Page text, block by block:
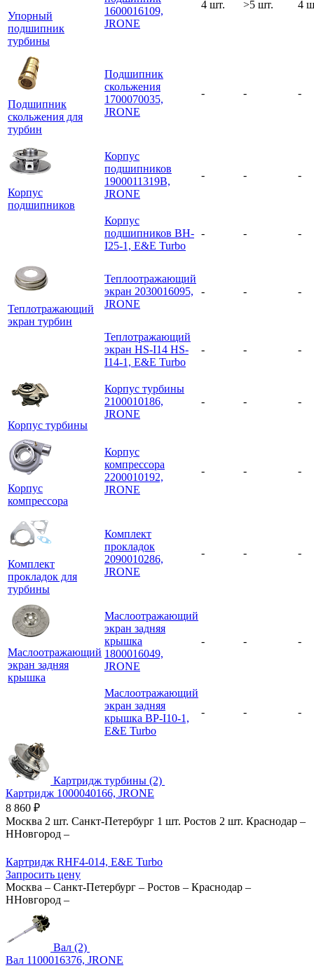
Упорный
подшипник
турбины
1600016109,
JRONE
4 шт. >5 шт. 4
Подшипник
скольжения для
турбин
Подшипник
скольжения
1700070035,
JRONE
- - -
Корпус
подшипников
Корпус
подшипников
1900011319B,
JRONE
- - -
Корпус
подшипников BH-
I25-1, E&E Turbo
- - -
Теплотражающий
экран турбин
Теплоотражающий
экран 2030016095,
JRONE
- - -
Теплотражающий
экран HS-I14 HS-
I14-1, E&E Turbo
- - -
Корпус турбины
Корпус турбины
2100010186,
JRONE
- - -
Корпус
компрессора
Корпус
компрессора
2200010192,
JRONE
- - -
Комплект
прокладок для
турбины
Комплект
прокладок
2090010286,
JRONE
- - -
Маслоотражающий
экран задняя
крышка
Маслоотражающий
экран задняя
крышка
1800016049,
JRONE
- - -
Маслоотражающий
экран задняя
крышка BP-I10-1,
E&E Turbo
- - -
Картридж турбины (2)
Картридж 1000040166, JRONE
8 860 ₽
Москва 2 шт. Санкт-Петербург 1 шт. Ростов 2 шт. Краснодар –
ННовгород –
Картридж RHF4-014, E&E Turbo
Запросить цену
Москва – Санкт-Петербург – Ростов – Краснодар –
ННовгород –
Вал (2)
Вал 1100016376, JRONE